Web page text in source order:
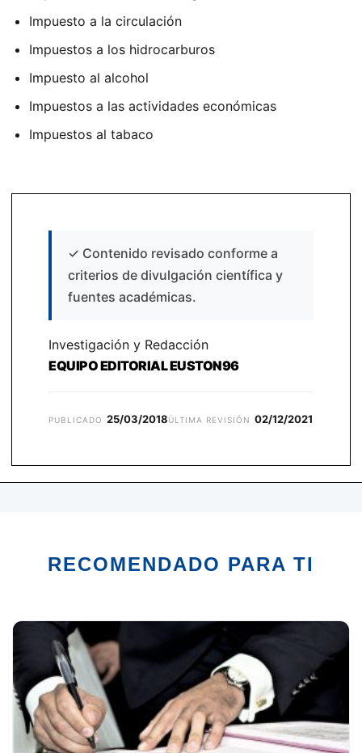
Impuesto a la circulación
Impuestos a los hidrocarburos
Impuesto al alcohol
Impuestos a las actividades económicas
Impuestos al tabaco
✓ Contenido revisado conforme a
criterios de divulgación científica y
fuentes académicas.
Investigación y Redacción
EQUIPO EDITORIAL EUSTON96
PUBLICADO 25/03/2018ÚLTIMA REVISIÓN 02/12/2021
RECOMENDADO PARA TI